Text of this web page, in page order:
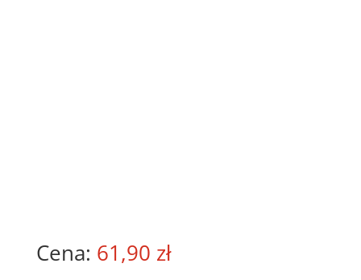
61,90 zł